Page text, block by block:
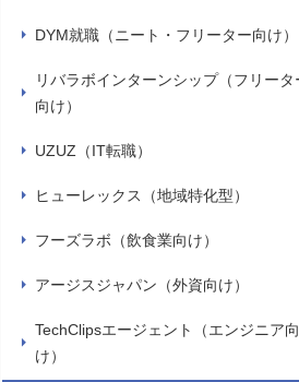
DYM就職（ニート・フリーター向け）
リバラボインターンシップ（フリータ
向け）
UZUZ（IT転職）
ヒューレックス（地域特化型）
フーズラボ（飲食業向け）
アージスジャパン（外資向け）
TechClipsエージェント（エンジニア向
け）